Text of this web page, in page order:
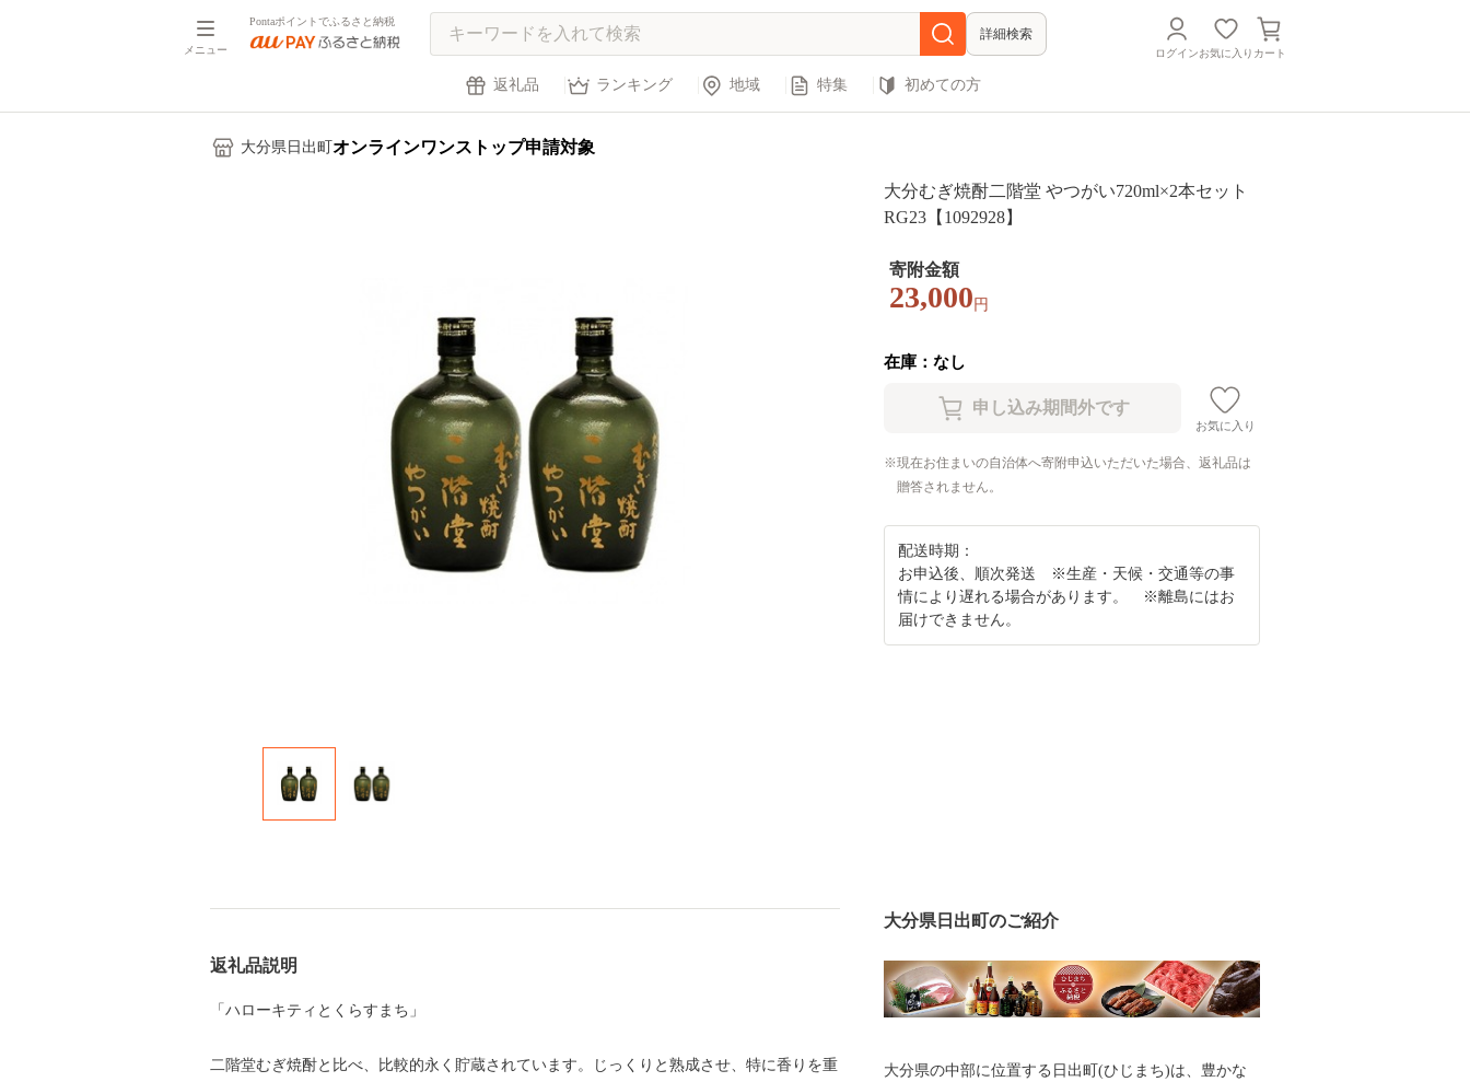
メニュー
Pontaポイントでふるさと納税
詳細検索
ログインお気に入り カート
返礼品 ランキング 地域 特集 初めての方
大分県日出町 オンラインワンストップ申請対象
大分むぎ焼酎二階堂 やつがい720ml×2本セット
RG23【1092928】
寄附金額
23,000 円
在庫：なし
お気に入り
現在お住まいの自治体へ寄附申込いただいた場合、返礼品は
贈答されません。
配送時期：
お申込後、順次発送 ※生産・天候・交通等の事
情により遅れる場合があります。 ※離島にはお
届けできません。
返礼品説明
「ハローキティとくらすまち」
二階堂むぎ焼酎と比べ、比較的永く貯蔵されています。じっくりと熟成させ、特に香りを重
大分県日出町のご紹介
大分県の中部に位置する日出町(ひじまち)は、豊かな